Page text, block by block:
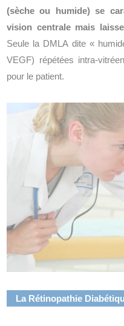
(sèche ou humide) se
vision centrale mais
Seule la DMLA dite «
VEGF) répétées intra-
pour le patient.
La Rétinopathie